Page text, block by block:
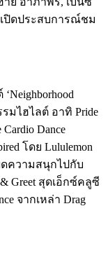
ปิดประสบการณ์ชม
มไฮไลต์ อาทิ Pride
Dance
โดย Lululemon
บิดความสนุกไปกับ
Greet สุดเอ็กซ์คลูซี
จากเหล่า Drag